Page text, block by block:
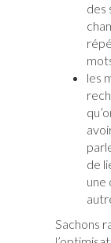
des
les
de
une
Sachons